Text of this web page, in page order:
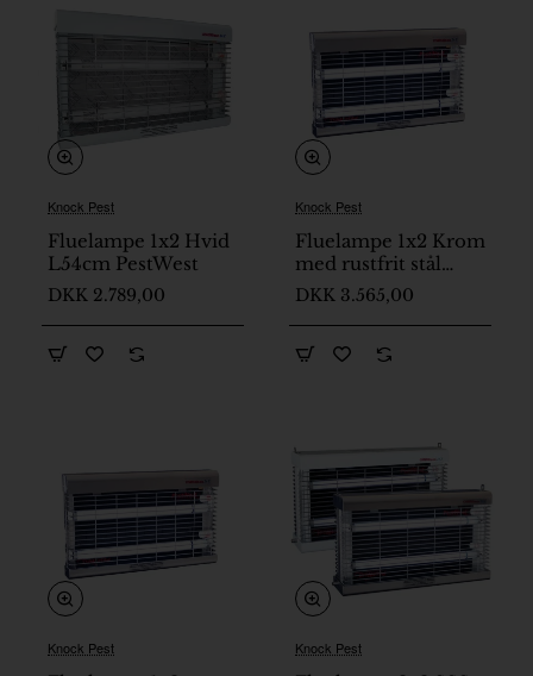
Knock Pest
Fluelampe 1x2 Hvid
L54cm PestWest
DKK 2.789,00
Knock Pest
Fluelampe 1x2 Krom
med rustfrit stål
L49.5cm PestWest
Chameleon
DKK 3.565,00
Knock Pest Knock Pest